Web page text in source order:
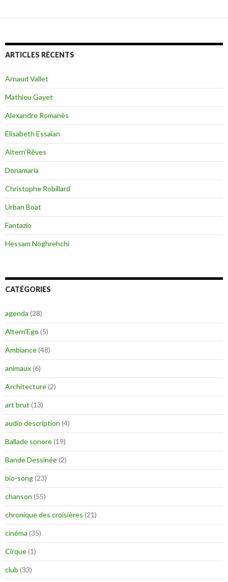
ARTICLES RÉCENTS
Arnaud Vallet
Mathieu Gayet
Alexandre Romanès
Elisabeth Essaïan
Altern’Rêves
Donamaria
Christophe Robillard
Urban Boat
Fantazio
Hessam Noghrehchi
CATÉGORIES
agenda (28)
Altern'Ego (5)
Ambiance(48)
animaux(6)
Architecture(2)
art brut (13)
audio description (4)
Ballade sonore(19)
Bande Dessinée(2)
bio-song(23)
chanson (55)
chronique des croisières (21)
cinéma (35)
Cirque(1)
club (33)